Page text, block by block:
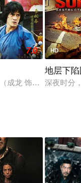
貪婪的政府單位，
7.0
成龙 饰）生性胆大
HD
地层下
深夜时分